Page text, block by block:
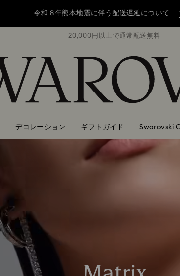
令和８年熊本地震に伴う配送遅延について
令和８年熊本地震に伴う配送遅延について
令和８年熊本地震に伴う配送遅延について
20,000円以上で通常配送無料
デコレーション ギフトガイド Swarovski